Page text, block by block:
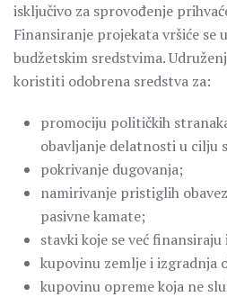
isključivo za sprovođenje
Finansiranje projekata vršiće se
budžetskim sredstvima.
koristiti odobrena sredstva za:
promociju političkih
obavljanje delatnosti u cilju
pokrivanje dugovanja;
namirivanje pristiglih
pasivne kamate;
stavki koje se već
kupovinu zemlje i izgradnja
kupovinu opreme koja ne